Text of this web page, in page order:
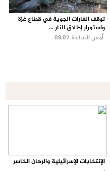
توقف الغارات الجوية في قطاع غزة
واستمرار إطلاق النار ...
أمس الساعة 09:02
الإنتخابات الإسرائيلية والرهان الخاسر